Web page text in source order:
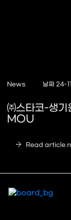
News 날짜 24-
㈜스타코-생기
MOU
arrow_forward Read article